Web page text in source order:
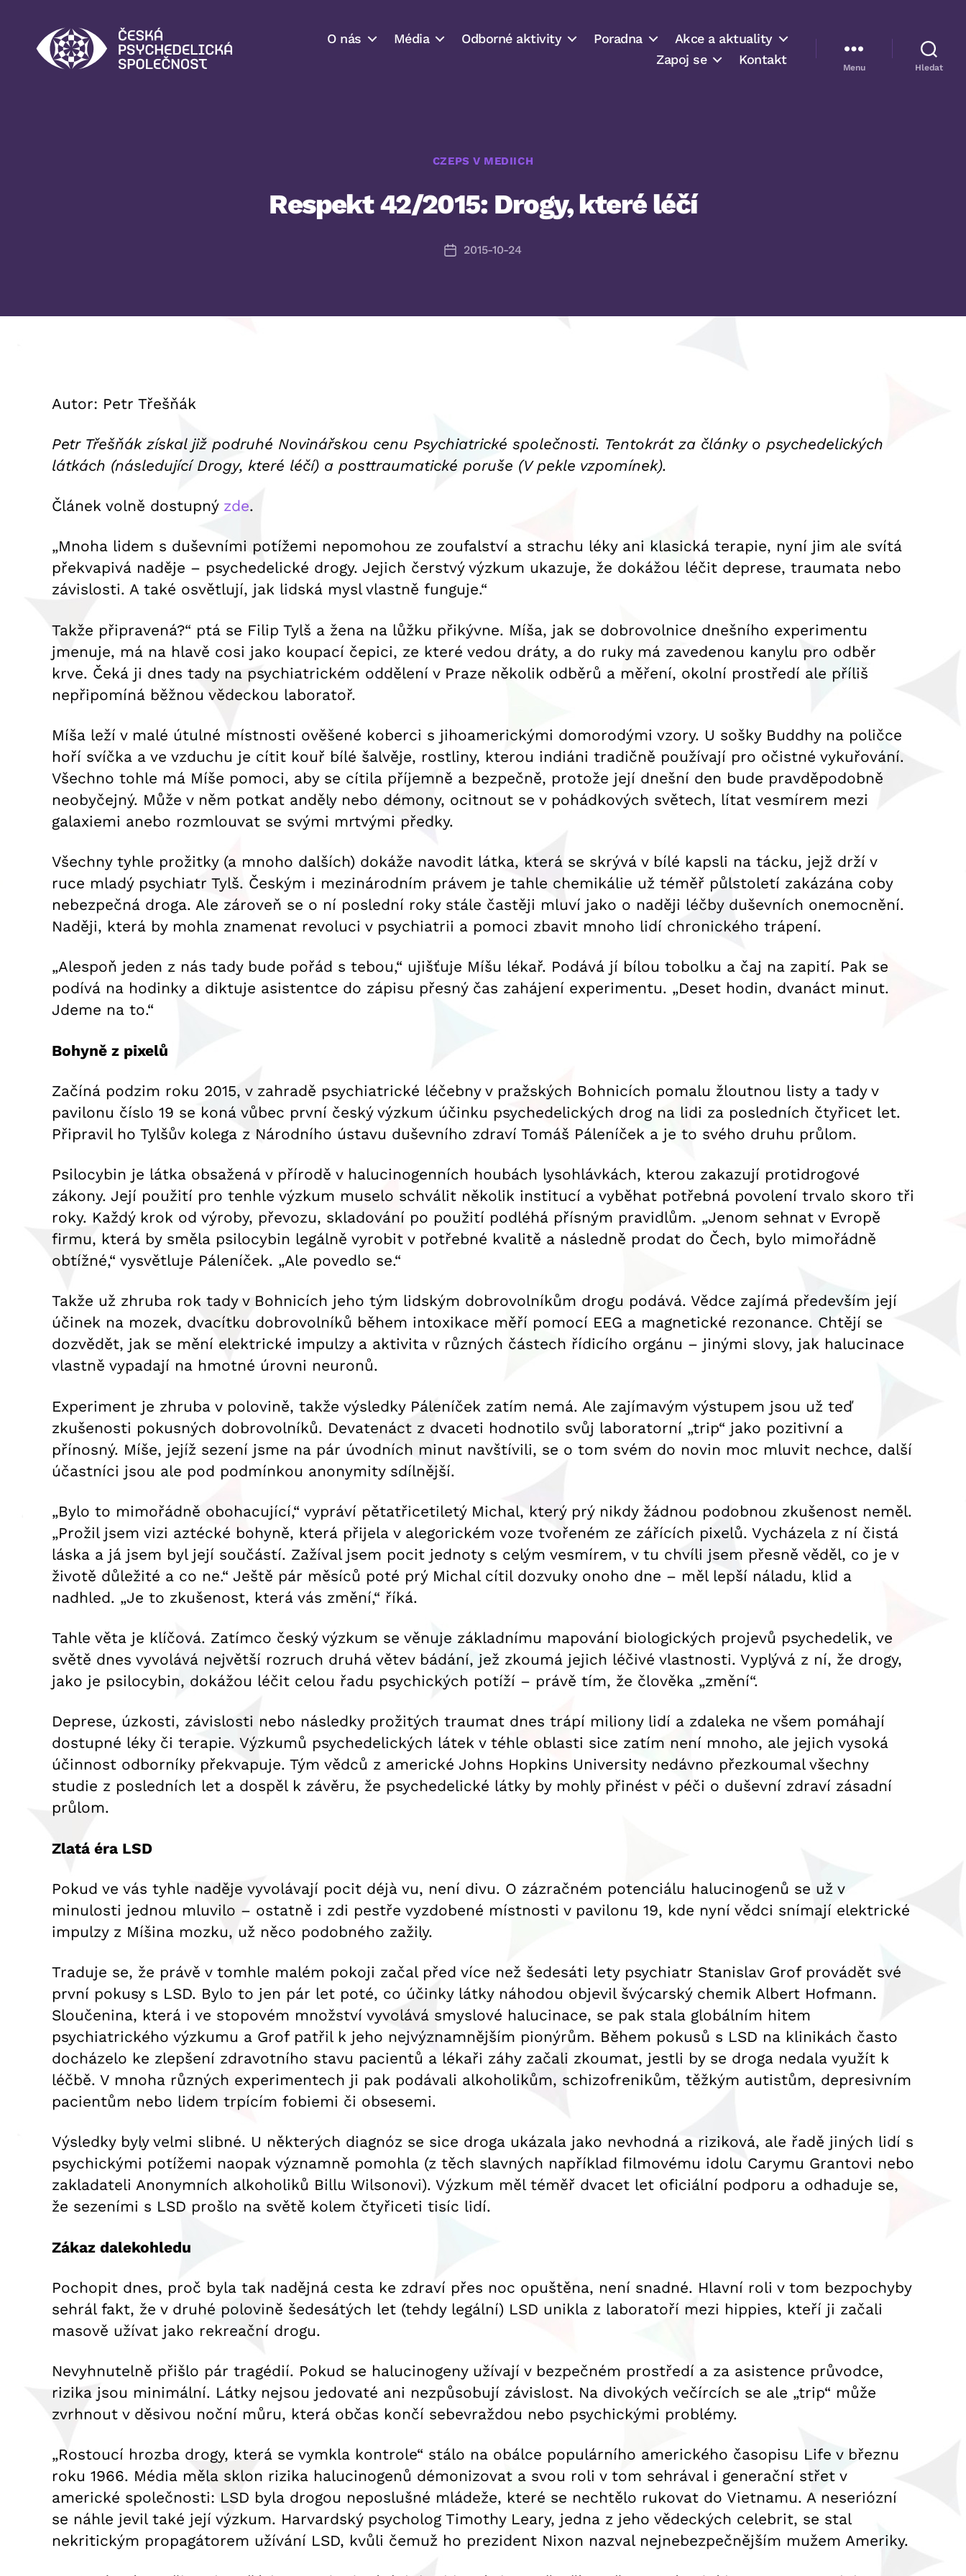
O nás Média Odborné aktivity Poradna
Akce a aktuality
Zapoj se
Kontakt
Menu Hledat
Rubriky
CZEPS V MEDIICH
Respekt 42/2015: Drogy, které léčí
Datum
2015-10-24
Autor: Petr Třešňák
Petr Třešňák získal již podruhé Novinářskou cenu Psychiatrické společnosti. Tentokrát za články o psychedelických
látkách (následující Drogy, které léčí) a posttraumatické poruše (V pekle vzpomínek).
Článek volně dostupný zde.
„Mnoha lidem s duševními potížemi nepomohou ze zoufalství a strachu léky ani klasická terapie, nyní jim ale svítá
překvapivá naděje – psychedelické drogy. Jejich čerstvý výzkum ukazuje, že dokážou léčit deprese, traumata nebo
závislosti. A také osvětlují, jak lidská mysl vlastně funguje.“
Takže připravená?“ ptá se Filip Tylš a žena na lůžku přikývne. Míša, jak se dobrovolnice dnešního experimentu
jmenuje, má na hlavě cosi jako koupací čepici, ze které vedou dráty, a do ruky má zavedenou kanylu pro odběr
krve. Čeká ji dnes tady na psychiatrickém oddělení v Praze několik odběrů a měření, okolní prostředí ale příliš
nepřipomíná běžnou vědeckou laboratoř.
Míša leží v malé útulné místnosti ověšené koberci s jihoamerickými domorodými vzory. U sošky Buddhy na poličce
hoří svíčka a ve vzduchu je cítit kouř bílé šalvěje, rostliny, kterou indiáni tradičně používají pro očistné vykuřování.
Všechno tohle má Míše pomoci, aby se cítila příjemně a bezpečně, protože její dnešní den bude pravděpodobně
neobyčejný. Může v něm potkat anděly nebo démony, ocitnout se v pohádkových světech, lítat vesmírem mezi
galaxiemi anebo rozmlouvat se svými mrtvými předky.
Všechny tyhle prožitky (a mnoho dalších) dokáže navodit látka, která se skrývá v bílé kapsli na tácku, jejž drží v
ruce mladý psychiatr Tylš. Českým i mezinárodním právem je tahle chemikálie už téměř půlstoletí zakázána coby
nebezpečná droga. Ale zároveň se o ní poslední roky stále častěji mluví jako o naději léčby duševních onemocnění.
Naději, která by mohla znamenat revoluci v psychiatrii a pomoci zbavit mnoho lidí chronického trápení.
„Alespoň jeden z nás tady bude pořád s tebou,“ ujišťuje Míšu lékař. Podává jí bílou tobolku a čaj na zapití. Pak se
podívá na hodinky a diktuje asistentce do zápisu přesný čas zahájení experimentu. „Deset hodin, dvanáct minut.
Jdeme na to.“
Bohyně z pixelů
Začíná podzim roku 2015, v zahradě psychiatrické léčebny v pražských Bohnicích pomalu žloutnou listy a tady v
pavilonu číslo 19 se koná vůbec první český výzkum účinku psychedelických drog na lidi za posledních čtyřicet let.
Připravil ho Tylšův kolega z Národního ústavu duševního zdraví Tomáš Páleníček a je to svého druhu průlom.
Psilocybin je látka obsažená v přírodě v halucinogenních houbách lysohlávkách, kterou zakazují protidrogové
zákony. Její použití pro tenhle výzkum muselo schválit několik institucí a vyběhat potřebná povolení trvalo skoro tři
roky. Každý krok od výroby, převozu, skladování po použití podléhá přísným pravidlům. „Jenom sehnat v Evropě
firmu, která by směla psilocybin legálně vyrobit v potřebné kvalitě a následně prodat do Čech, bylo mimořádně
obtížné,“ vysvětluje Páleníček. „Ale povedlo se.“
Takže už zhruba rok tady v Bohnicích jeho tým lidským dobrovolníkům drogu podává. Vědce zajímá především její
účinek na mozek, dvacítku dobrovolníků během intoxikace měří pomocí EEG a magnetické rezonance. Chtějí se
dozvědět, jak se mění elektrické impulzy a aktivita v různých částech řídicího orgánu – jinými slovy, jak halucinace
vlastně vypadají na hmotné úrovni neuronů.
Experiment je zhruba v polovině, takže výsledky Páleníček zatím nemá. Ale zajímavým výstupem jsou už teď
zkušenosti pokusných dobrovolníků. Devatenáct z dvaceti hodnotilo svůj laboratorní „trip“ jako pozitivní a
přínosný. Míše, jejíž sezení jsme na pár úvodních minut navštívili, se o tom svém do novin moc mluvit nechce, další
účastníci jsou ale pod podmínkou anonymity sdílnější.
„Bylo to mimořádně obohacující,“ vypráví pětatřicetiletý Michal, který prý nikdy žádnou podobnou zkušenost neměl.
„Prožil jsem vizi aztécké bohyně, která přijela v alegorickém voze tvořeném ze zářících pixelů. Vycházela z ní čistá
láska a já jsem byl její součástí. Zažíval jsem pocit jednoty s celým vesmírem, v tu chvíli jsem přesně věděl, co je v
životě důležité a co ne.“ Ještě pár měsíců poté prý Michal cítil dozvuky onoho dne – měl lepší náladu, klid a
nadhled. „Je to zkušenost, která vás změní,“ říká.
Tahle věta je klíčová. Zatímco český výzkum se věnuje základnímu mapování biologických projevů psychedelik, ve
světě dnes vyvolává největší rozruch druhá větev bádání, jež zkoumá jejich léčivé vlastnosti. Vyplývá z ní, že drogy,
jako je psilocybin, dokážou léčit celou řadu psychických potíží – právě tím, že člověka „změní“.
Deprese, úzkosti, závislosti nebo následky prožitých traumat dnes trápí miliony lidí a zdaleka ne všem pomáhají
dostupné léky či terapie. Výzkumů psychedelických látek v téhle oblasti sice zatím není mnoho, ale jejich vysoká
účinnost odborníky překvapuje. Tým vědců z americké Johns Hopkins University nedávno přezkoumal všechny
studie z posledních let a dospěl k závěru, že psychedelické látky by mohly přinést v péči o duševní zdraví zásadní
průlom.
Zlatá éra LSD
Pokud ve vás tyhle naděje vyvolávají pocit déjà vu, není divu. O zázračném potenciálu halucinogenů se už v
minulosti jednou mluvilo – ostatně i zdi pestře vyzdobené místnosti v pavilonu 19, kde nyní vědci snímají elektrické
impulzy z Míšina mozku, už něco podobného zažily.
Traduje se, že právě v tomhle malém pokoji začal před více než šedesáti lety psychiatr Stanislav Grof provádět své
první pokusy s LSD. Bylo to jen pár let poté, co účinky látky náhodou objevil švýcarský chemik Albert Hofmann.
Sloučenina, která i ve stopovém množství vyvolává smyslové halucinace, se pak stala globálním hitem
psychiatrického výzkumu a Grof patřil k jeho nejvýznamnějším pionýrům. Během pokusů s LSD na klinikách často
docházelo ke zlepšení zdravotního stavu pacientů a lékaři záhy začali zkoumat, jestli by se droga nedala využít k
léčbě. V mnoha různých experimentech ji pak podávali alkoholikům, schizofrenikům, těžkým autistům, depresivním
pacientům nebo lidem trpícím fobiemi či obsesemi.
Výsledky byly velmi slibné. U některých diagnóz se sice droga ukázala jako nevhodná a riziková, ale řadě jiných lidí s
psychickými potížemi naopak významně pomohla (z těch slavných například filmovému idolu Carymu Grantovi nebo
zakladateli Anonymních alkoholiků Billu Wilsonovi). Výzkum měl téměř dvacet let oficiální podporu a odhaduje se,
že sezeními s LSD prošlo na světě kolem čtyřiceti tisíc lidí.
Zákaz dalekohledu
Pochopit dnes, proč byla tak nadějná cesta ke zdraví přes noc opuštěna, není snadné. Hlavní roli v tom bezpochyby
sehrál fakt, že v druhé polovině šedesátých let (tehdy legální) LSD unikla z laboratoří mezi hippies, kteří ji začali
masově užívat jako rekreační drogu.
Nevyhnutelně přišlo pár tragédií. Pokud se halucinogeny užívají v bezpečném prostředí a za asistence průvodce,
rizika jsou minimální. Látky nejsou jedovaté ani nezpůsobují závislost. Na divokých večírcích se ale „trip“ může
zvrhnout v děsivou noční můru, která občas končí sebevraždou nebo psychickými problémy.
„Rostoucí hrozba drogy, která se vymkla kontrole“ stálo na obálce populárního amerického časopisu Life v březnu
roku 1966. Média měla sklon rizika halucinogenů démonizovat a svou roli v tom sehrával i generační střet v
americké společnosti: LSD byla drogou neposlušné mládeže, které se nechtělo rukovat do Vietnamu. A neseriózní
se náhle jevil také její výzkum. Harvardský psycholog Timothy Leary, jedna z jeho vědeckých celebrit, se stal
nekritickým propagátorem užívání LSD, kvůli čemuž ho prezident Nixon nazval nejnebezpečnějším mužem Ameriky.